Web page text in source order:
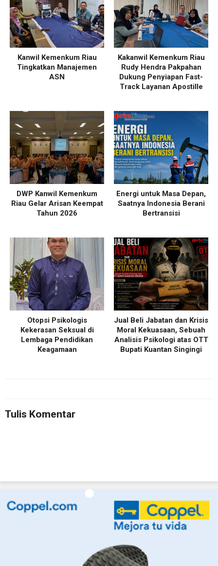
Kanwil Kemenkum Riau
Tingkatkan Manajemen
ASN
Kakanwil Kemenkum Riau
Rudy Hendra Pakpahan
Dukung Penyiapan Fast-
Track Layanan Apostille
DWP Kanwil Kemenkum
Riau Gelar Arisan Keempat
Tahun 2026
Energi untuk Masa Depan,
Saatnya Indonesia Berani
Bertransisi
Otopsi Psikologis
Kekerasan Seksual di
Lembaga Pendidikan
Keagamaan
Jual Beli Jabatan dan Krisis
Moral Kekuasaan, Sebuah
Analisis Psikologi atas OTT
Bupati Kuantan Singingi
Tulis Komentar